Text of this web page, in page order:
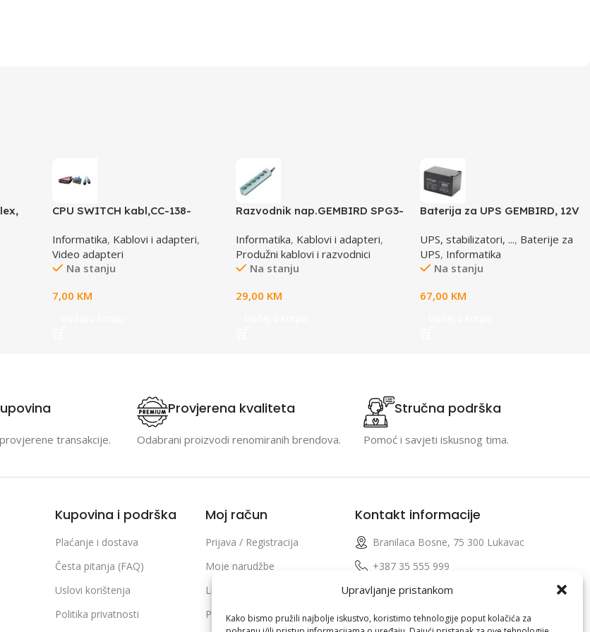
Upravljanje pristankom
Kako bismo pružili najbolje iskustvo, koristimo tehnologije poput kolačića za
CPU SWITCH kabl,CC-138-
Informatika, Kablovi i adapteri,
Video adapteri
Na stanju
7,00 KM
Razvodnik nap.GEMBIRD SPG3-
4,5m, osigurač, prenaponska
zaštita
Informatika, Kablovi i adapteri,
Produžni kablovi i razvodnici
Na stanju
29,00 KM
Baterija za UPS GEMBIRD, 12V
UPS, stabilizatori, ..., Baterije za
UPS, Informatika
Na stanju
67,00 KM
transakcije.
Provjerena kvaliteta
Odabrani proizvodi renomiranih brendova.
Stručna podrška
Pomoć i savjeti iskusnog tima.
Kupovina i podrška
Plaćanje i dostava
Česta pitanja (FAQ)
Uslovi korištenja
Politika privatnosti
Moj račun
Prijava / Registracija
Moje narudžbe
Lista želja
Poređenje proizvoda
Kontakt informacije
Branilaca Bosne, 75 300 Lukavac
+387 35 555 999
info@pconer.ba
ID: 4210115760008